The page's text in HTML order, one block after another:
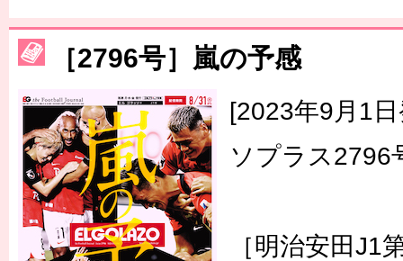
［3230号］世界一への夢は終わらない
［3222号］史上最大のW杯開幕 注目は「個」
［2796号］嵐の予感
[2023年9月1
ソプラス2796
［明治安田J1